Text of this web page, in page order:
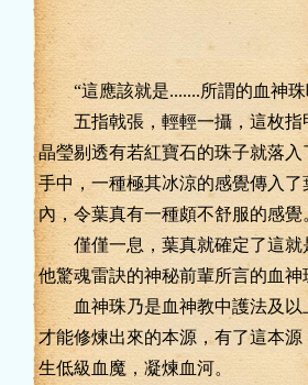
“這應該就是.......所謂的血神珠
五指戟張，輕輕一攝，這枚指
晶瑩剔透有若紅寶石的珠子就落入
手中，一種極其冰涼的感覺傳入了
內，令葉真有一種頗不舒服的感覺
僅僅一息，葉真就確定了這就
他驚魂雷訣的神秘前輩所言的血神
血神珠乃是血神教中護法及以
才能修煉出來的本源，有了這本源
生低級血魔，凝煉血河。